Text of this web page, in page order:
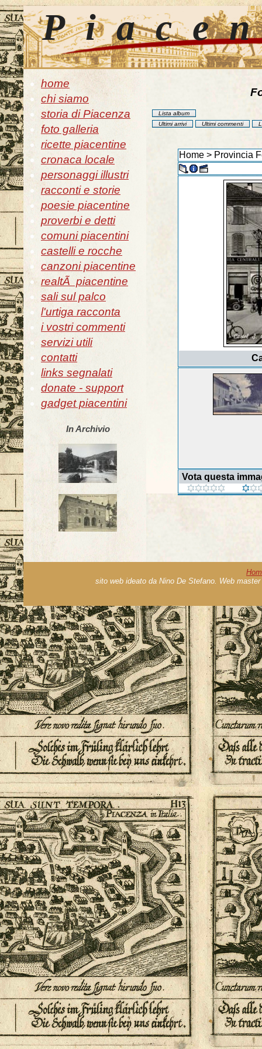
home
chi siamo
storia di Piacenza
foto galleria
ricette piacentine
cronaca locale
personaggi illustri
racconti e storie
poesie piacentine
proverbi e detti
comuni piacentini
castelli e rocche
canzoni piacentine
realtÃ piacentine
sali sul palco
l'urtiga racconta
i vostri commenti
servizi utili
contatti
links segnalati
donate - support
gadget piacentini
In Archivio
Lista album
Ultimi arrivi
Ultimi commenti
Home> Provincia
Vota questa
sito web ideato da Nino De Stefano. Web